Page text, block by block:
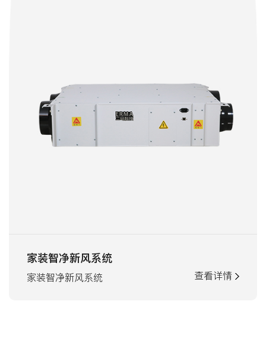
家装智净新风系统
家装智净新风系统 查看详情